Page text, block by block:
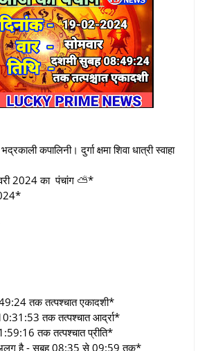
कपालिनी। दुर्गा क्षमा शिवा धात्री स्वाहा
2024 का पंचांग ⛅*
तक तत्पश्चात एकादशी*
तक तत्पश्चात आर्द्रा*
तक तत्पश्चात प्रीति*
है - सुबह 08:35 से 09:59 तक*